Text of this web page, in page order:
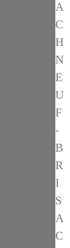
A
C
H
N
E
U
F
-
B
R
I
S
A
C